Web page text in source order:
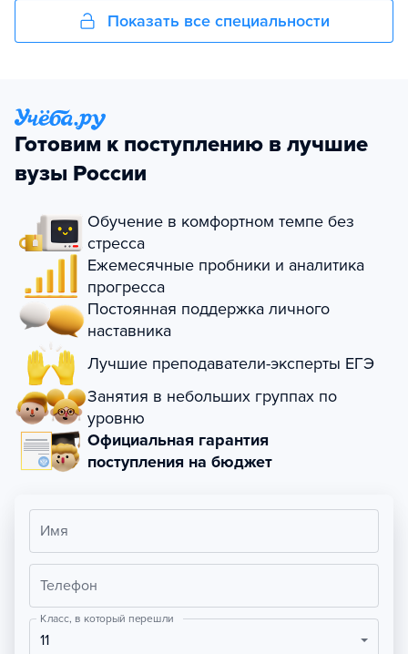
Показать все специальности
Готовим к поступлению в лучшие
вузы России
Обучение в комфортном темпе без
стресса
Ежемесячные пробники и аналитика
прогресса
Постоянная поддержка личного
наставника
Лучшие преподаватели-эксперты ЕГЭ
Занятия в небольших группах по
уровню
Официальная гарантия
поступления на бюджет
Имя
Телефон
Класс, в который перешли
11